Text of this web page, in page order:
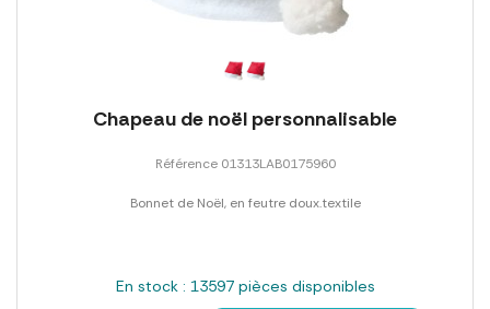
Chapeau de noël personnalisable
Référence 01313LAB0175960
Bonnet de Noël, en feutre doux.textile
En stock : 13597 pièces disponibles